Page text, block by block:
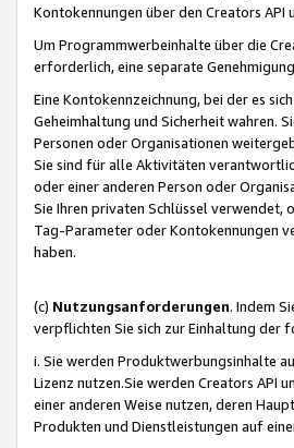
Kontokennungen über den Creators
Um Programmwerbeinhalte über die
erforderlich, eine separate
Eine Kontokennzeichnung, bei der es
Geheimhaltung und Sicherheit wahren.
Personen oder Organisationen
Sie sind für alle Aktivitäten
oder einer anderen Person oder
Sie Ihren privaten Schlüssel
Tag-Parameter oder Kontokennungen
haben.
(c) Nutzungsanforderungen. Indem
verpflichten Sie sich zur Einhaltung der
i. Sie werden Produktwerbungsinhalte
Lizenz nutzen.Sie werden Creators API
einer anderen Weise nutzen, deren
Produkten und Dienstleistungen auf